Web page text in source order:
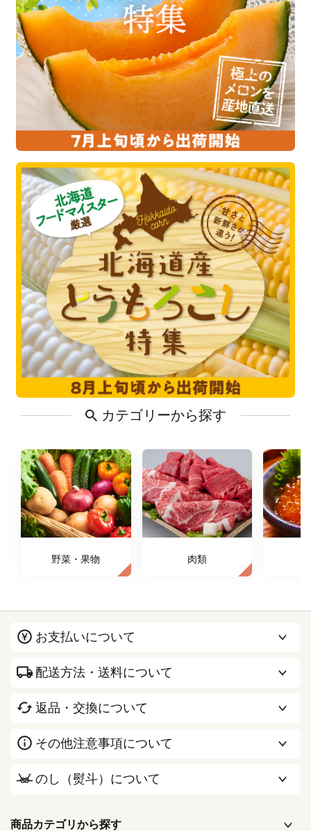
カテゴリーから探す
野菜・果物 肉類
お支払いについて
配送方法・送料について
返品・交換について
その他注意事項について
のし（熨斗）について
商品カテゴリから探す